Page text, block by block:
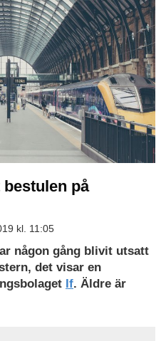
på
kl. 11:05
någon gång blivit utsatt
det visar en
If. Äldre är